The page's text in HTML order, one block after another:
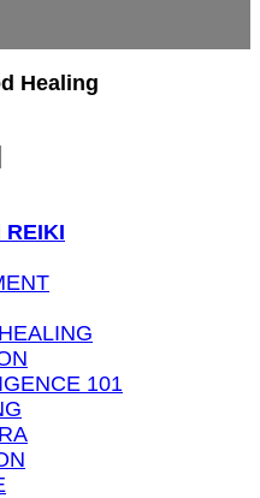
Healing
REIKI
101